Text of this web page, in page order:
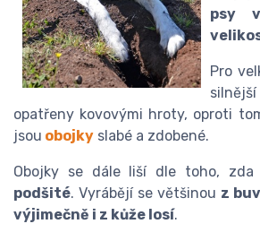
psy
Pro
opatřeny kovovými hroty, oproti
jsou obojky slabé a zdobené.
Obojky se dále liší dle toho, zda
podšité. Vyrábějí se většinou z
výjimečně i z kůže losí.